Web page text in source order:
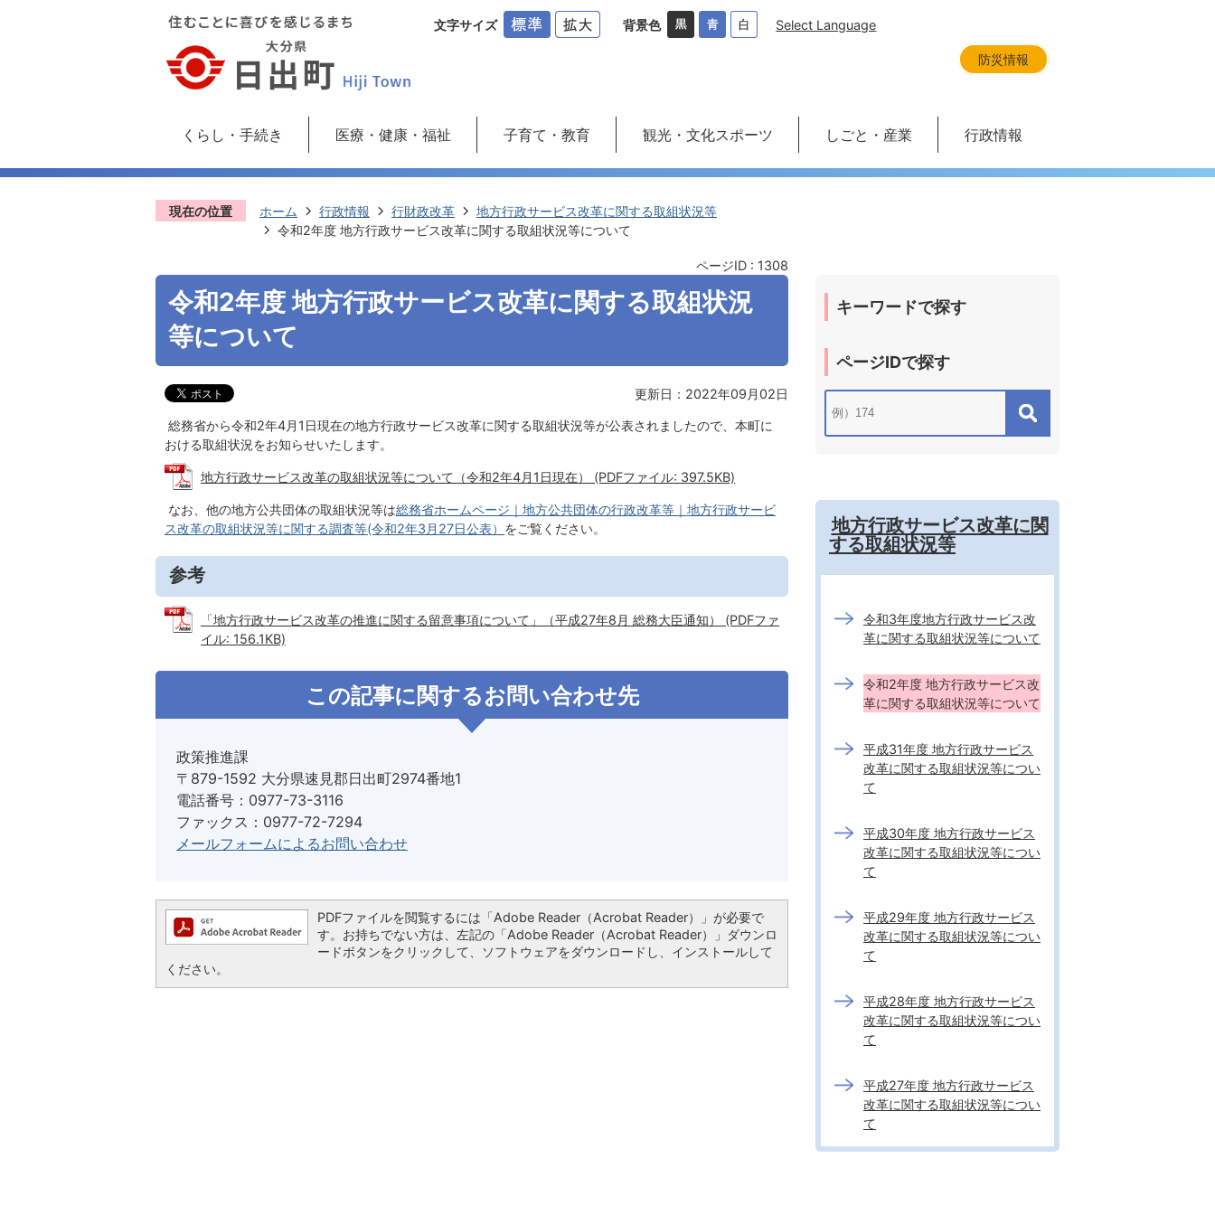
文字サイズ 背景色 Select Language
防災情報
くらし・手続き 医療・健康・福祉 子育て・教育 観光・文化スポーツ しごと・産業 行政情報
現在の位置 ホーム 行政情報 行財政改革
地方行政サービス改革に関する取組状況等
令和2年度 地方行政サービス改革に関する取組状況等について
ページID : 1308
令和2年度 地方行政サービス改革に関する取組状況
等について
更新日：2022年09月02日
総務省から令和2年4月1日現在の地方行政サービス改革に関する取組状況等が公表されましたので、本町に
おける取組状況をお知らせいたします。
地方行政サービス改革の取組状況等について（令和2年4月1日現在） (PDFファイル: 397.5KB)
なお、他の地方公共団体の取組状況等は総務省ホームページ｜地方公共団体の行政改革等｜地方行政サービ
ス改革の取組状況等に関する調査等(令和2年3月27日公表） をご覧ください。
参考
「地方行政サービス改革の推進に関する留意事項について」（平成27年8月 総務大臣通知） (PDFファ
イル: 156.1KB)
この記事に関するお問い合わせ先
政策推進課
〒879-1592 大分県速見郡日出町2974番地1
電話番号：0977-73-3116
ファックス：0977-72-7294
メールフォームによるお問い合わせ
PDFファイルを閲覧するには「Adobe Reader（Acrobat Reader）」が必要で
す。お持ちでない方は、左記の「Adobe Reader（Acrobat Reader）」ダウンロ
ードボタンをクリックして、ソフトウェアをダウンロードし、インストールして
ください。
キーワードで探す
ページIDで探す
地方行政サービス改革に関
する取組状況等
令和3年度地方行政サービス改
革に関する取組状況等について
令和2年度 地方行政サービス改
革に関する取組状況等について
平成31年度 地方行政サービス
改革に関する取組状況等につい
て
平成30年度 地方行政サービス
改革に関する取組状況等につい
て
平成29年度 地方行政サービス
改革に関する取組状況等につい
て
平成28年度 地方行政サービス
改革に関する取組状況等につい
て
平成27年度 地方行政サービス
改革に関する取組状況等につい
て